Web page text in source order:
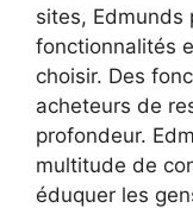
sites, Edmunds
fonctionnalités
choisir. Des
acheteurs de
profondeur.
multitude de
éduquer les